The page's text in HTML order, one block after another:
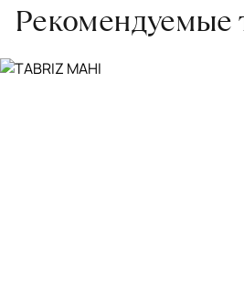
Рекомендуемые